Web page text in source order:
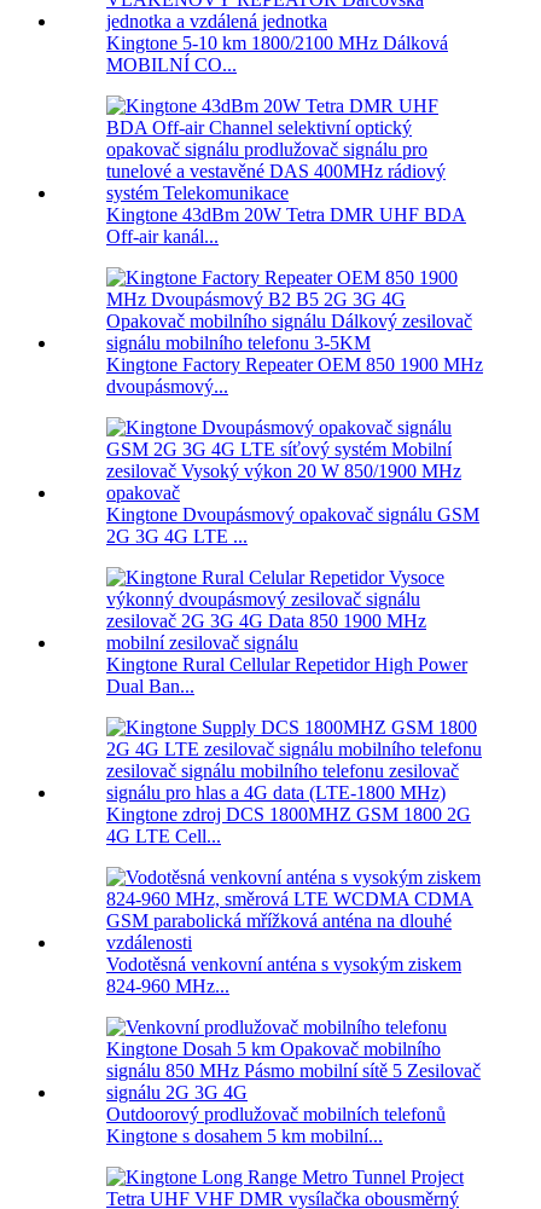
Kingtone 5-10 km 1800/2100 MHz Dálková
MOBILNÍ CO...
Kingtone 43dBm 20W Tetra DMR UHF BDA
Off-air kanál...
Kingtone Factory Repeater OEM 850 1900 MHz
dvoupásmový...
Kingtone Dvoupásmový opakovač signálu GSM
2G 3G 4G LTE ...
Kingtone Rural Cellular Repetidor High Power
Dual Ban...
Kingtone zdroj DCS 1800MHZ GSM 1800 2G
4G LTE Cell...
Vodotěsná venkovní anténa s vysokým ziskem
824-960 MHz...
Outdoorový prodlužovač mobilních telefonů
Kingtone s dosahem 5 km mobilní...